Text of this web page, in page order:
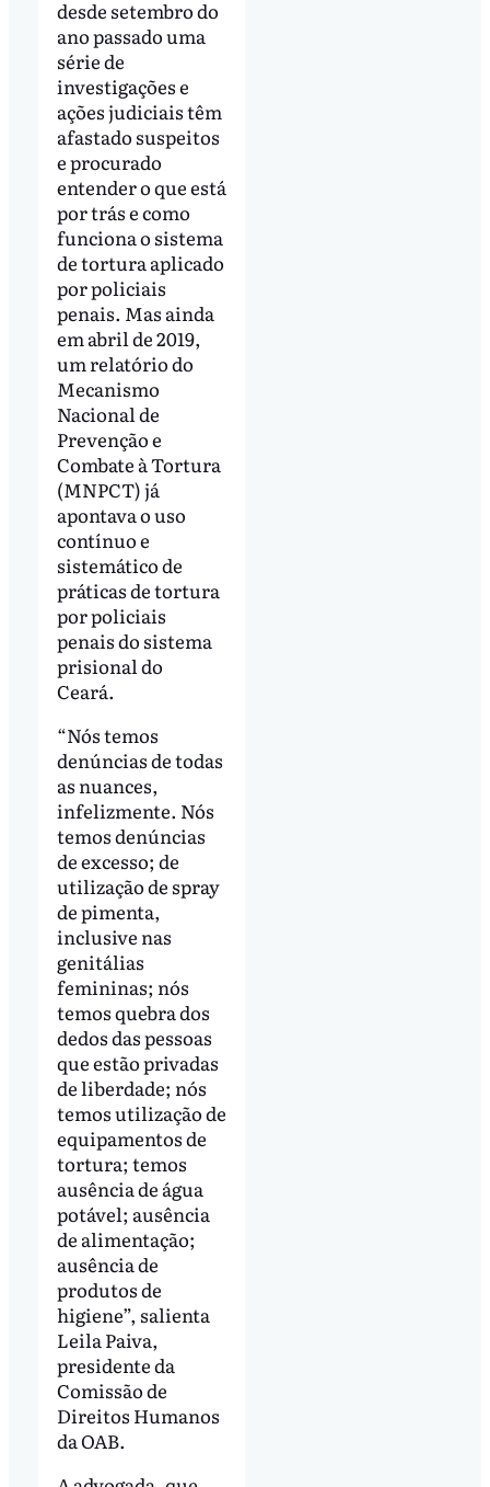
desde setembro do
ano passado uma
série de
investigações e
ações judiciais têm
afastado suspeitos
e procurado
entender o que está
por trás e como
funciona o sistema
de tortura aplicado
por policiais
penais. Mas ainda
em abril de 2019,
um relatório do
Mecanismo
Nacional de
Prevenção e
Combate à Tortura
(MNPCT) já
apontava o uso
contínuo e
sistemático de
práticas de tortura
por policiais
penais do sistema
prisional do
Ceará.
“Nós temos
denúncias de todas
as nuances,
infelizmente. Nós
temos denúncias
de excesso; de
utilização de spray
de pimenta,
inclusive nas
genitálias
femininas; nós
temos quebra dos
dedos das pessoas
que estão privadas
de liberdade; nós
temos utilização de
equipamentos de
tortura; temos
ausência de água
potável; ausência
de alimentação;
ausência de
produtos de
higiene”, salienta
Leila Paiva,
presidente da
Comissão de
Direitos Humanos
da OAB.